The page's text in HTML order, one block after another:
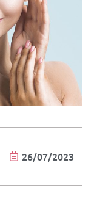
26/07/2023